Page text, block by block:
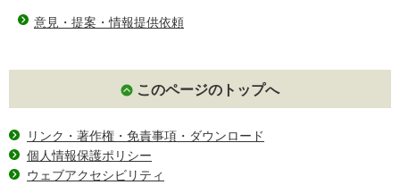
意見・提案・情報提供依頼
このページのトップへ
リンク・著作権・免責事項・ダウンロード
個人情報保護ポリシー
ウェブアクセシビリティ